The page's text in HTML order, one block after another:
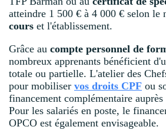
atteindre 1 500 € à 4 000 € selon le
cours et l'établissement.
Grâce au compte personnel de
nombreux apprenants bénéficient
totale ou partielle. L'atelier des
pour mobiliser vos droits CPF ou
financement complémentaire auprès
Pour les salariés en poste, le
OPCO est également envisageable.